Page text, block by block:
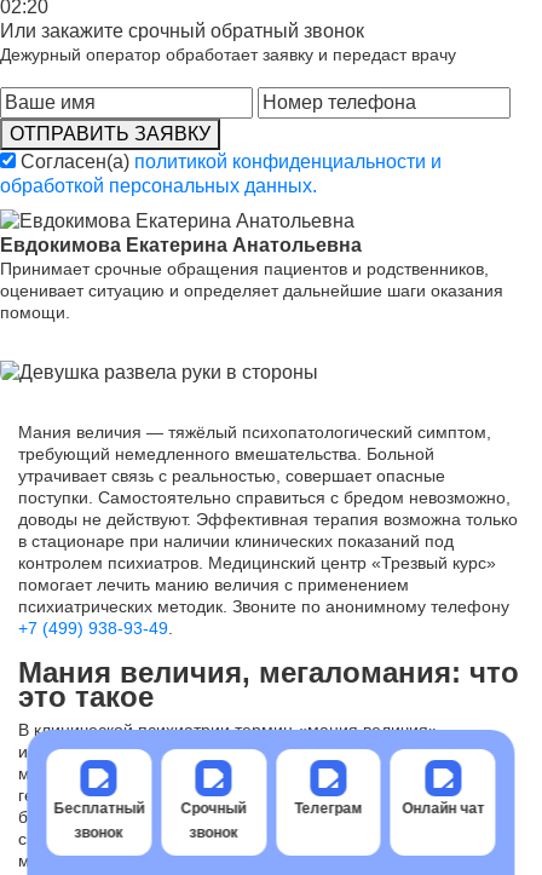
02:20
Или закажите срочный обратный звонок
Дежурный оператор обработает заявку и передаст врачу
ОТПРАВИТЬ ЗАЯВКУ
Согласен(а) политикой конфиденциальности и
обработкой персональных данных.
Евдокимова Екатерина Анатольевна
Принимает срочные обращения пациентов и родственников,
оценивает ситуацию и определяет дальнейшие шаги оказания
помощи.
Мания величия — тяжёлый психопатологический симптом,
требующий немедленного вмешательства. Больной
утрачивает связь с реальностью, совершает опасные
поступки. Самостоятельно справиться с бредом невозможно,
доводы не действуют. Эффективная терапия возможна только
в стационаре при наличии клинических показаний под
контролем психиатров. Медицинский центр «Трезвый курс»
помогает лечить манию величия с применением
психиатрических методик. Звоните по анонимному телефону
+7 (499) 938-93-49
Мания величия, мегаломания: что
это такое
В клинической психиатрии термин «мания величия»
используется для описания бредовых идей особого
могущества, богатства, знатного происхождения,
гениальности. Это расстройство мышления, при котором
больной абсолютно убеждён в своей исключительности,
сверхчеловеческих способностях, важной исторической
миссии. Мегаломания не является самостоятельной
Бесплатный
звонок
Срочный
звонок
Телеграм Онлайн чат